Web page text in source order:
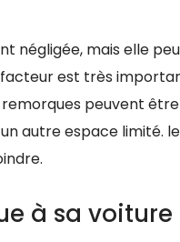
négligée, mais elle
est très
peuvent
autre espace limité.
à sa voiture